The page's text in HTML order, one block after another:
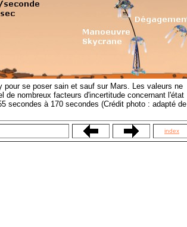
pour se poser sain et sauf sur Mars. Les valeurs ne
de nombreux facteurs d'incertitude concernant l'état
secondes à 170 secondes (Crédit photo : adapté de
index